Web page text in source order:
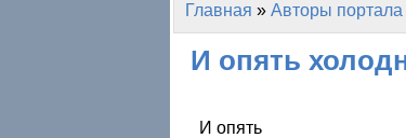
Вы здесь
Главная » Авторы портала
И опять
И опять